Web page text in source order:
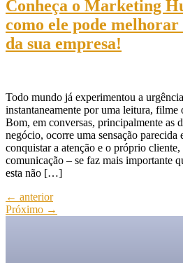
Conheça o Marketing
como ele pode
da sua empresa!
Todo mundo já experimentou a
instantaneamente por uma leitura, filme
Bom, em conversas, principalmente as
negócio, ocorre uma sensação parecida
conquistar a atenção e o próprio
comunicação – se faz mais importante
esta não […]
← anterior
Próximo →